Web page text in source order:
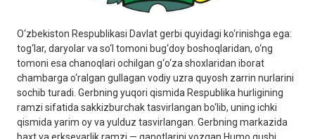
O‘zbekiston Respublikasi Davlat gerbi quyidagi ko‘rinishga ega:
tog‘lar, daryolar va so‘l tomoni bug‘doy boshoqlaridan, o‘ng
tomoni esa chanoqlari ochilgan g‘o‘za shoxlaridan iborat
chambarga o‘ralgan gullagan vodiy uzra quyosh zarrin nurlarini
sochib turadi. Gerbning yuqori qismida Respublika hurligining
ramzi sifatida sakkizburchak tasvirlangan bo‘lib, uning ichki
qismida yarim oy va yulduz tasvirlangan. Gerbning markazida